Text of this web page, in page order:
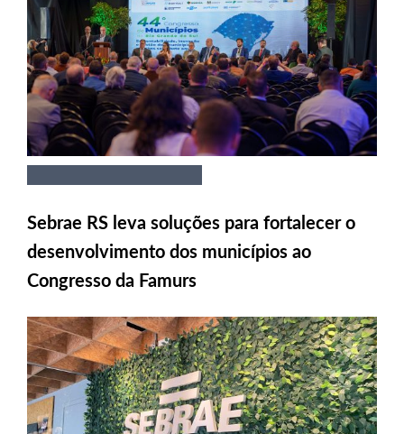
Sebrae RS leva soluções para fortalecer o
desenvolvimento dos municípios ao
Congresso da Famurs